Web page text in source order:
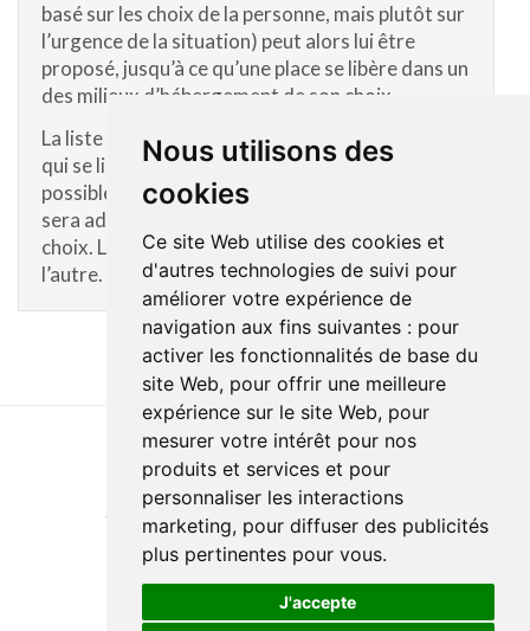
Nous utilisons des
cookies
Ce site Web utilise des cookies et
d'autres technologies de suivi pour
améliorer votre expérience de
navigation aux fins suivantes : pour
activer les fonctionnalités de base du
site Web, pour offrir une meilleure
expérience sur le site Web, pour
mesurer votre intérêt pour nos
produits et services et pour
personnaliser les interactions
marketing, pour diffuser des publicités
plus pertinentes pour vous.
J'accepte
basé sur les choix de la personne, mais plutôt sur
l’urgence de la situation) peut alors lui être
proposé, jusqu’à ce qu’une place se libère dans un
des milieux d’hébergement de son choix.
La liste d’attente fluctue en fonction des places
qui se libèrent. Il n’est par conséquent pas
possible de prévoir à quel moment une personne
sera admise au milieu d’hébergement de son
choix. Le délai d’attente varie d’une installation à
l’autre.
Last update : 17 June 2025
Accessibility
Website development